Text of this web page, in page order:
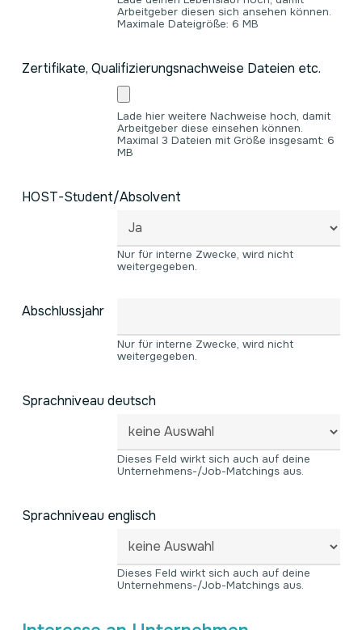
Arbeitgeber diesen sich ansehen können.
Maximale Dateigröße: 6 MB
Zertifikate, Qualifizierungsnachweise Dateien etc.
Lade hier weitere Nachweise hoch, damit
Arbeitgeber diese einsehen können.
Maximal 3 Dateien mit Größe insgesamt: 6
MB
HOST-Student/Absolvent
Nur für interne Zwecke, wird nicht
weitergegeben.
Abschlussjahr
Nur für interne Zwecke, wird nicht
weitergegeben.
Sprachniveau deutsch
Dieses Feld wirkt sich auch auf deine
Unternehmens-/Job-Matchings aus.
Sprachniveau englisch
Dieses Feld wirkt sich auch auf deine
Unternehmens-/Job-Matchings aus.